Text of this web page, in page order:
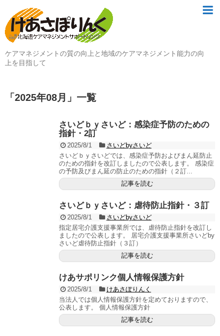
ケアマネジメントの質の向上と地域のケアマネジメント能力の向
上を目指して
「 2025年08月 」 一覧
さいどｂｙさいど：感染症予防のための
指針・2訂
2025/8/1
さいどbyさいど
さいどｂｙさいどでは、感染症予防およびまん延防止
のための指針を改訂しましたので公表します。 感染症
の予防及びまん延の防止のための指針（２訂...
記事を読む
さいどｂｙさいど：虐待防止指針・３訂
2025/8/1
さいどbyさいど
指定居宅介護支援事業所では、虐待防止指針を改訂し
ましたので公表します。 居宅介護支援事業所さいどby
さいど虐待防止指針（３訂）
記事を読む
けあサポリンク個人情報保護方針
2025/8/1
けあさぽりんく
当法人では個人情報保護方針を定めておりますので、
公表します。 個人情報保護方針
記事を読む